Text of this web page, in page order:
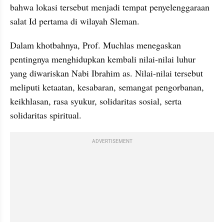
bahwa lokasi tersebut menjadi tempat penyelenggaraan
salat Id pertama di wilayah Sleman.
Dalam khotbahnya, Prof. Muchlas menegaskan
pentingnya menghidupkan kembali nilai-nilai luhur
yang diwariskan Nabi Ibrahim as. Nilai-nilai tersebut
meliputi ketaatan, kesabaran, semangat pengorbanan,
keikhlasan, rasa syukur, solidaritas sosial, serta
solidaritas spiritual.
ADVERTISEMENT